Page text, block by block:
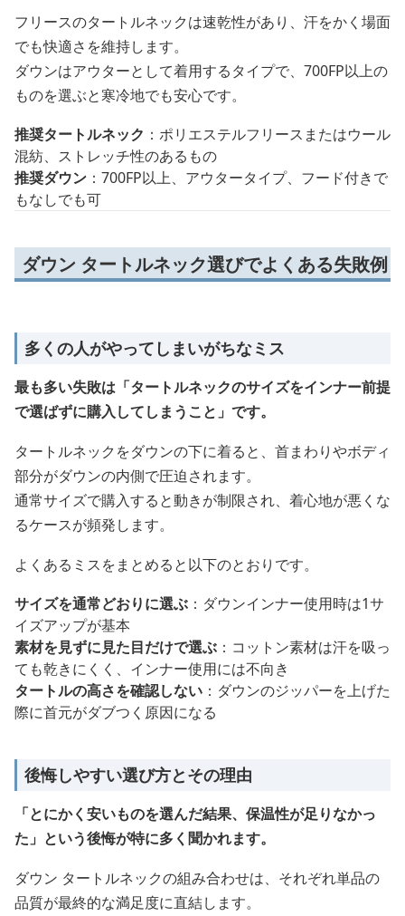
フリースのタートルネックは速乾性があり、汗をかく場面
でも快適さを維持します。
ダウンはアウターとして着用するタイプで、700FP以上の
ものを選ぶと寒冷地でも安心です。
推奨タートルネック ：ポリエステルフリースまたはウール
混紡、ストレッチ性のあるもの
推奨ダウン ：700FP以上、アウタータイプ、フード付きで
もなしでも可
ダウン タートルネック選びでよくある失敗例
多くの人がやってしまいがちなミス
最も多い失敗は「タートルネックのサイズをインナー前提
で選ばずに購入してしまうこと」です。
タートルネックをダウンの下に着ると、首まわりやボディ
部分がダウンの内側で圧迫されます。
通常サイズで購入すると動きが制限され、着心地が悪くな
るケースが頻発します。
よくあるミスをまとめると以下のとおりです。
サイズを通常どおりに選ぶ ：ダウンインナー使用時は1サ
イズアップが基本
素材を見ずに見た目だけで選ぶ ：コットン素材は汗を吸っ
ても乾きにくく、インナー使用には不向き
タートルの高さを確認しない ：ダウンのジッパーを上げた
際に首元がダブつく原因になる
後悔しやすい選び方とその理由
「とにかく安いものを選んだ結果、保温性が足りなかっ
た」という後悔が特に多く聞かれます。
ダウン タートルネックの組み合わせは、それぞれ単品の
品質が最終的な満足度に直結します。